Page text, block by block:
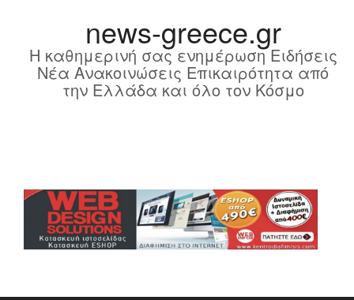
news-greece.gr
Η καθημερινή σας ενημέρωση Ειδήσεις
Νέα Ανακοινώσεις Επικαιρότητα από
την Ελλάδα και όλο τον Κόσμο